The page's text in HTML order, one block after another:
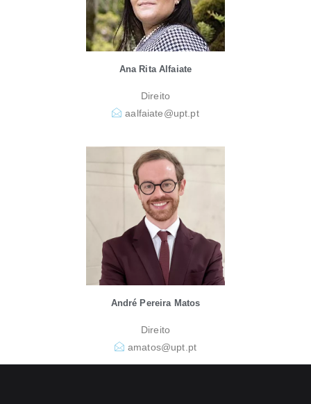
Ana Rita Alfaiate
Direito
aalfaiate@upt.pt
André Pereira Matos
Direito
amatos@upt.pt